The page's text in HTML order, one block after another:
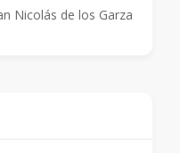
Nicolás de los Garza